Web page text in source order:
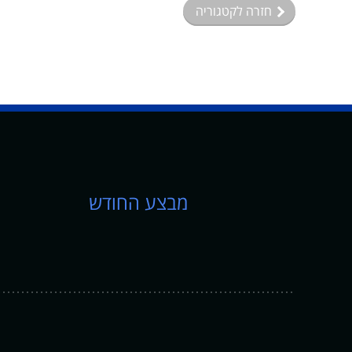
חזרה לקטגוריה
מבצע החודש